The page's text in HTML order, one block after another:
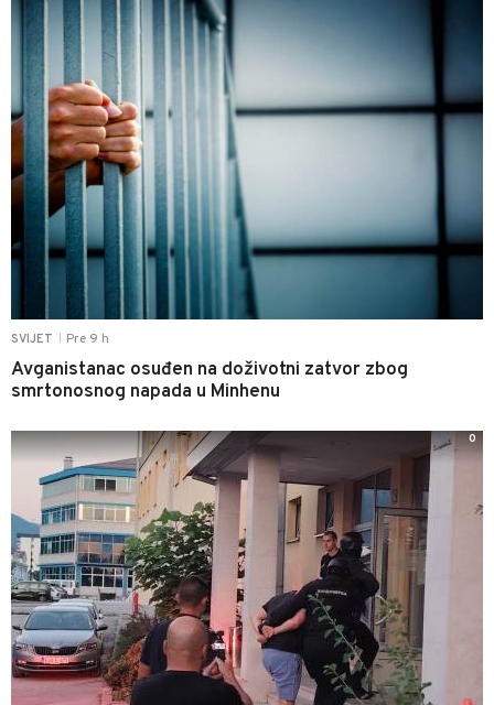
SVIJET Pre 9 h
Avganistanac osuđen na doživotni zatvor zbog
smrtonosnog napada u Minhenu
0